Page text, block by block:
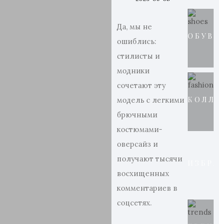
Да, мы не
ошиблись:
стилисты и
модники
сочетают эту
модель с легкими
брючными
костюмами-
оверсайз и
получают тысячи
восхищенных
комментариев в
соцсетях.